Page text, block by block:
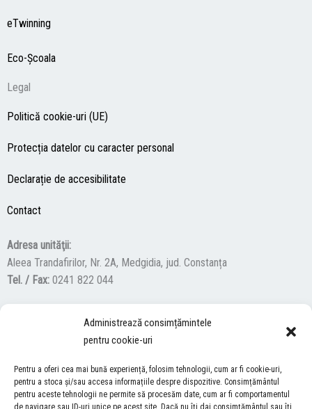
Administrează consimțămintele
pentru cookie-uri
Pentru a oferi cea mai bună experiență, folosim tehnologii, cum ar fi cookie-uri,
pentru a stoca și/sau accesa informațiile despre dispozitive. Consimțământul
pentru aceste tehnologii ne permite să procesăm date, cum ar fi comportamentul
de navigare sau ID-uri unice pe acest site. Dacă nu îți dai consimțământul sau îți
eTwinning
Eco-Şcoala
Legal
Politică cookie-uri (UE)
Protecția datelor cu caracter personal
Declarație de accesibilitate
Contact
Adresa unităţii:
Aleea Trandafirilor, Nr. 2A, Medgidia, jud. Constanța
Tel. / Fax: 0241 822 044
F
a
c
e
b
Y
u
t
u
I
s
t
a
ACCES NEVĂZĂTORI